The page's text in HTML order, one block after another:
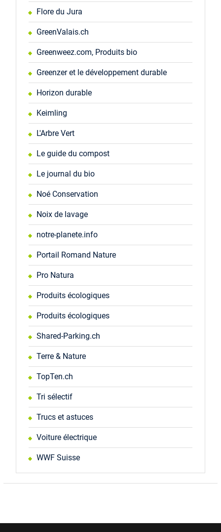
Flore du Jura
GreenValais.ch
Greenweez.com, Produits bio
Greenzer et le développement durable
Horizon durable
Keimling
L'Arbre Vert
Le guide du compost
Le journal du bio
Noé Conservation
Noix de lavage
notre-planete.info
Portail Romand Nature
Pro Natura
Produits écologiques
Produits écologiques
Shared-Parking.ch
Terre & Nature
TopTen.ch
Tri sélectif
Trucs et astuces
Voiture électrique
WWF Suisse